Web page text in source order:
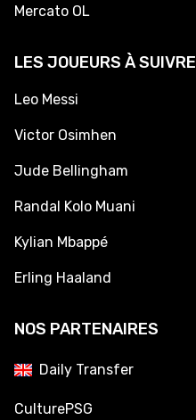
Mercato OL
LES JOUEURS À SUIVRE
Leo Messi
Victor Osimhen
Jude Bellingham
Randal Kolo Muani
Kylian Mbappé
Erling Haaland
NOS PARTENAIRES
Daily Transfer
CulturePSG